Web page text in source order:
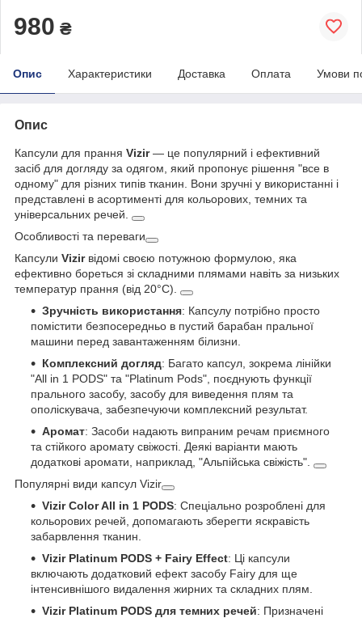
980 ₴
Опис Характеристики Доставка Оплата Умови
Опис
Капсули для прання Vizir— це популярний і ефективний
засіб для догляду за одягом, який пропонує рішення "все в
одному" для різних типів тканин. Вони зручні у використанні і
представлені в асортименті для кольорових, темних та
універсальних речей.
Особливості та переваги
Капсули Vizirвідомі своєю потужною формулою, яка
ефективно бореться зі складними плямами навіть за низьких
температур прання (від 20°C).
Зручність використання: Капсулу потрібно просто
помістити безпосередньо в пустий барабан пральної
машини перед завантаженням білизни.
Комплексний догляд: Багато капсул, зокрема лінійки
"All in 1 PODS" та "Platinum Pods", поєднують функції
прального засобу, засобу для виведення плям та
ополіскувача, забезпечуючи комплексний результат.
Аромат: Засоби надають випраним речам приємного
та стійкого аромату свіжості. Деякі варіанти мають
додаткові аромати, наприклад, "Альпійська свіжість".
Популярні види капсул Vizir
Vizir Color All in 1 PODS: Спеціально розроблені для
кольорових речей, допомагають зберегти яскравість
забарвлення тканин.
Vizir Platinum PODS + Fairy Effect: Ці капсули
включають додатковий ефект засобу Fairy для ще
інтенсивнішого видалення жирних та складних плям.
Vizir Platinum PODS для темних речей: Призначені